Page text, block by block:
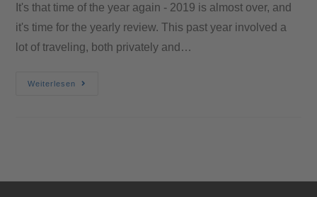
It's that time of the year again - 2019 is almost over, and
it's time for the yearly review. This past year involved a
lot of traveling, both privately and…
Weiterlesen